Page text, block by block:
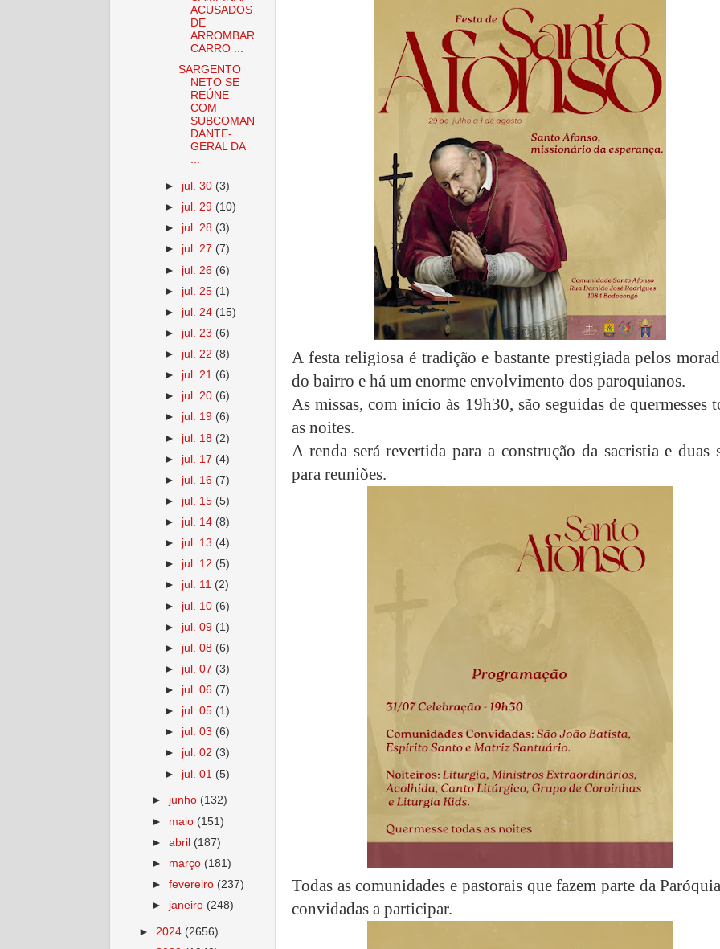
A festa religiosa é tradição e bastante prestigiada pelos
do bairro e há um enorme envolvimento dos paroquianos.
As missas, com início às 19h30, são seguidas de quermesses
as noites.
A renda será revertida para a construção da sacristia e duas
para reuniões.
Todas as comunidades e pastorais que fazem parte da
convidadas a participar.
ACUSADOS
DE
ARROMBAR
CARRO ...
SARGENTO
NETO SE
REÚNE
COM
SUBCOMAN
DANTE-
GERAL DA
...
► jul. 30 (3)
► jul. 29 (10)
► jul. 28 (3)
► jul. 27 (7)
► jul. 26 (6)
► jul. 25 (1)
► jul. 24 (15)
► jul. 23 (6)
► jul. 22 (8)
► jul. 21 (6)
► jul. 20 (6)
► jul. 19 (6)
► jul. 18 (2)
► jul. 17 (4)
► jul. 16 (7)
► jul. 15 (5)
► jul. 14 (8)
► jul. 13 (4)
► jul. 12 (5)
► jul. 11 (2)
► jul. 10 (6)
► jul. 09 (1)
► jul. 08 (6)
► jul. 07 (3)
► jul. 06 (7)
► jul. 05 (1)
► jul. 03 (6)
► jul. 02 (3)
► jul. 01 (5)
► junho (132)
► maio (151)
►abril (187)
► março (181)
►fevereiro (237)
► janeiro (248)
► 2024 (2656)